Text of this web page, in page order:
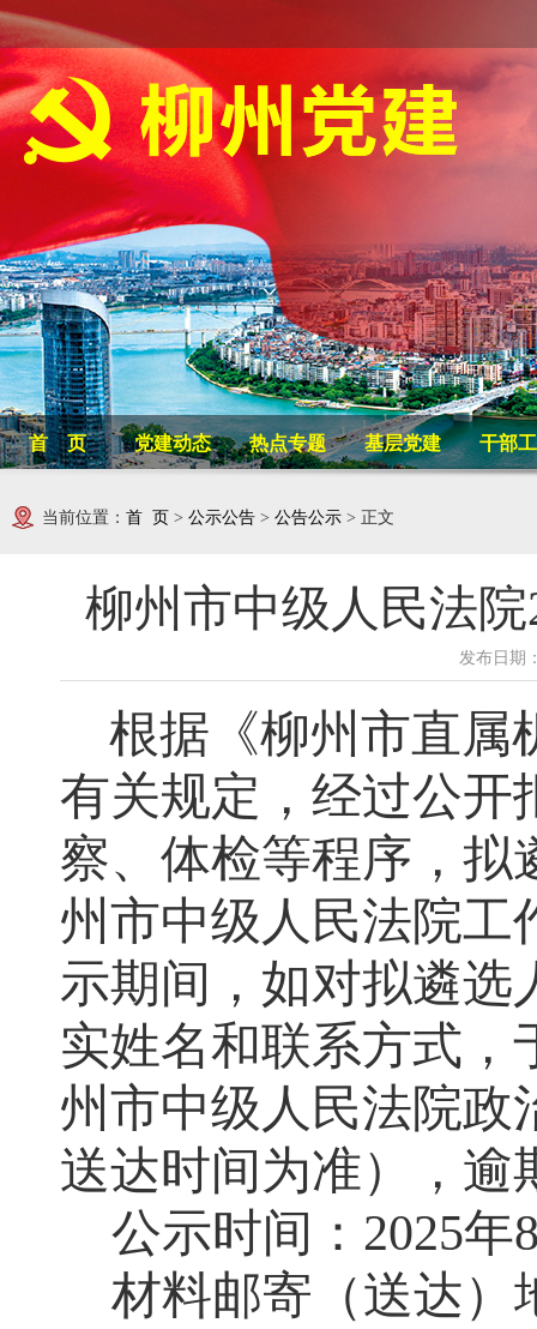
首 页 党建动态 热点专题 基层党建 干部
当前位置： 首 页 > 公示公告 > 公告公示 > 正文
柳州市中级人民法
发布日期
根据《柳州市直属
有关规定，经过公开
察、体检等程序，拟
州市中级人民法院工
示期间，如对拟遴选
实姓名和联系方式，
州市中级人民法院政
送达时间为准），逾
公示时间： 2025年
材料邮寄（送达）